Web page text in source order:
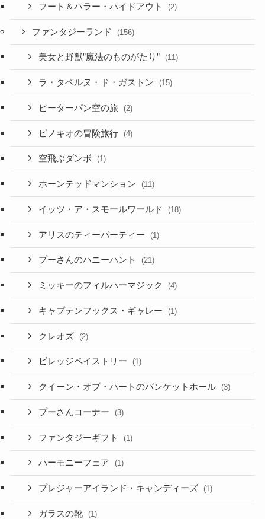
フート＆ハラー・ハイドアウト (2)
ファンタジーランド (156)
美女と野獣”魔法のものがたり” (11)
ラ・タベルヌ・ド・ガストン (15)
ピーターパン空の旅 (2)
ピノキオの冒険旅行 (4)
空飛ぶダンボ (1)
ホーンテッドマンション (11)
イッツ・ア・スモールワールド (18)
アリスのティーパーティー (1)
プーさんのハニーハント (21)
ミッキーのフィルハーマジック (4)
キャプテンフックス・ギャレー (1)
クレオズ (2)
ビレッジペイストリー (1)
クイーン・オブ・ハートのバンケットホール (3)
プーさんコーナー (3)
ファンタジーギフト (1)
ハーモニーフェア (1)
プレジャーアイランド・キャンディーズ (1)
ガラスの靴 (1)